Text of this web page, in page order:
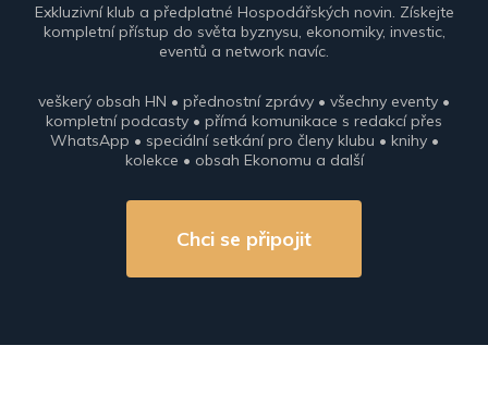
Exkluzivní klub a předplatné Hospodářských novin. Získejte
kompletní přístup do světa byznysu, ekonomiky, investic,
eventů a network navíc.
veškerý obsah HN • přednostní zprávy • všechny eventy •
kompletní podcasty • přímá komunikace s redakcí přes
WhatsApp • speciální setkání pro členy klubu • knihy •
kolekce • obsah Ekonomu a další
Chci se připojit